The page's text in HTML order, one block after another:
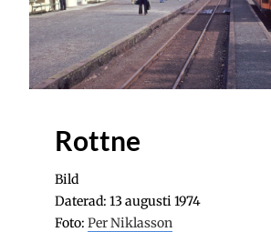
Rottne
Bild
Daterad: 13 augusti 1974
Foto: Per Niklasson